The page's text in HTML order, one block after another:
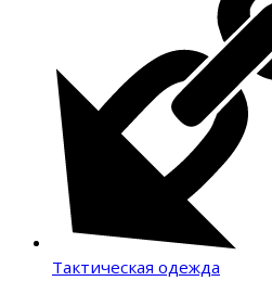
Тактическая одежда